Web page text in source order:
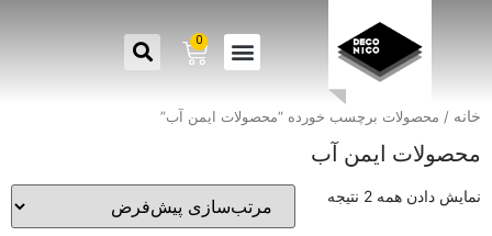
0
خانه / محصولات برچسب خورده “محصولات ایمن آب”
محصولات ایمن آب
نمایش دادن همه 2 نتیجه